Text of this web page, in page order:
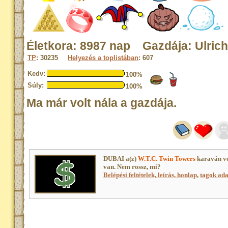
Életkora: 8987 nap Gazdája:
TP: 30235 Helyezés a toplistában: 607
Kedv:
100%
Súly:
100%
Ma már volt nála a gazdája.
DUBAI a(z) W.T.C. Twin Towers karaván
van. Nem rossz, mi?
Belépési feltételek, leírás, honlap, tagok